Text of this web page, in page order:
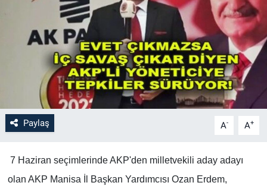
Paylaş A- A+
7 Haziran seçimlerinde AKP'den milletvekili aday adayı
olan AKP Manisa İl Başkan Yardımcısı Ozan Erdem,